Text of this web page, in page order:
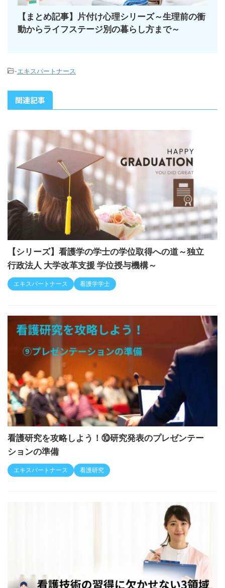
【まとめ記事】片付け心理シリーズ～生理前の衝
動からライフステージ別の暮らし方まで～
-エキスパートナース
関連記事
【シリーズ】看護学の学士の学位取得への道～独立
行政法人 大学改革支援 学位授与機構～
エキスパートナース 看護学学士
看護研究を攻略しよう！⑩研究発表のプレゼンテー
ションの準備
エキスパートナース 看護研究